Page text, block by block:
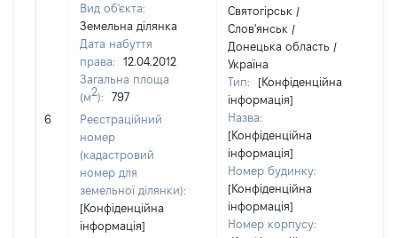
6
Вид об'єкта:
Земельна ділянка
Дата набуття
права:
12.04.2012
Загальна площа
(м2):
797
Реєстраційний
номер
(кадастровий
номер для
земельної ділянки):
[Конфіденційна
інформація]
Святогірськ /
Слов'янськ /
Донецька область /
Україна
Тип:
[Конфіденційна
інформація]
Назва:
[Конфіденційна
інформація]
Номер будинку:
[Конфіденційна
інформація]
Номер корпусу: